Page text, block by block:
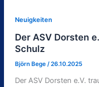
Neuigkeiten
Der ASV Dorsten
Schulz
Björn Bege /26.10.2025
Der ASV Dorsten e.V.